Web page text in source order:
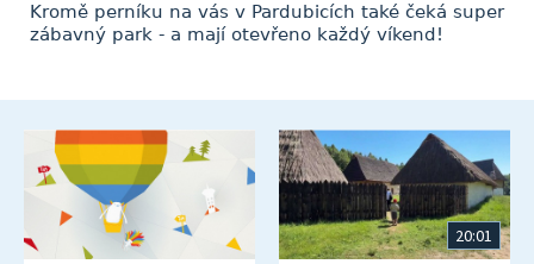
Kromě perníku na vás v Pardubicích také čeká super
zábavný park - a mají otevřeno každý víkend!
20:01